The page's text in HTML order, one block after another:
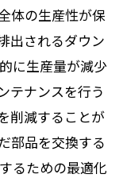
体の生産性が保
出されるダウン
に生産量が減少
テナンスを行う
削減することが
部品を交換する
るための最適化